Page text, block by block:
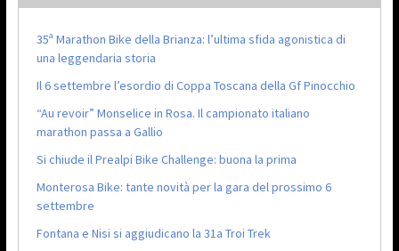
35ª Marathon Bike della Brianza: l’ultima sfida agonistica di
una leggendaria storia
Il 6 settembre l’esordio di Coppa Toscana della Gf Pinocchio
“Au revoir” Monselice in Rosa. Il campionato italiano
marathon passa a Gallio
Si chiude il Prealpi Bike Challenge: buona la prima
Monterosa Bike: tante novità per la gara del prossimo 6
settembre
Fontana e Nisi si aggiudicano la 31a Troi Trek